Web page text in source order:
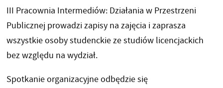
III Pracownia Intermediów: Działania w Przestrzeni
Publicznej prowadzi zapisy na zajęcia i zaprasza
wszystkie osoby studenckie ze studiów licencjackich
bez względu na wydział.
Spotkanie organizacyjne odbędzie się